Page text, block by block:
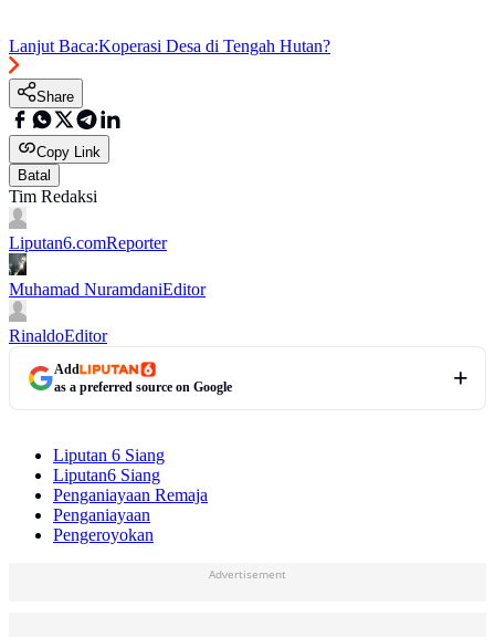
Lanjut Baca:Koperasi Desa di Tengah Hutan?
Share
Copy Link
Batal
Tim Redaksi
Liputan6.comReporter
Muhamad NuramdaniEditor
RinaldoEditor
Add
as a preferred source on Google
Liputan 6 Siang
Liputan6 Siang
Penganiayaan Remaja
Penganiayaan
Pengeroyokan
Advertisement